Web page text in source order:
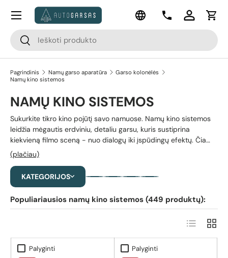
Pereiti prie turinio
Paieška
Paieška
Kalba
KontaktaiPrisijungti
Meniu
Pagrindinis Namų garso aparatūra
Garso kolonėlės
Namų kino sistemos
NAMŲ KINO SISTEMOS
Sukurkite tikro kino pojūtį savo namuose. Namų kino sistemos
leidžia mėgautis erdviniu, detaliu garsu, kuris sustiprina
kiekvieną filmo sceną - nuo dialogų iki įspūdingų efektų. Čia
rasite sprendimus įvairiems poreikiams: nuo paprastų ir vietą
taupančių sistemų iki pilnų rinkinių su keliomis kolonėlėmis ir
žemų dažnių galia. Atraskite sistemą, kuri pavers kiekvieną
peržiūrą įsimintina patirtimi.
(plačiau)
KATEGORIJOS
Populiariausios namų kino sistemos (449 produktų):
Sąrašas
Palyginti Palyginti